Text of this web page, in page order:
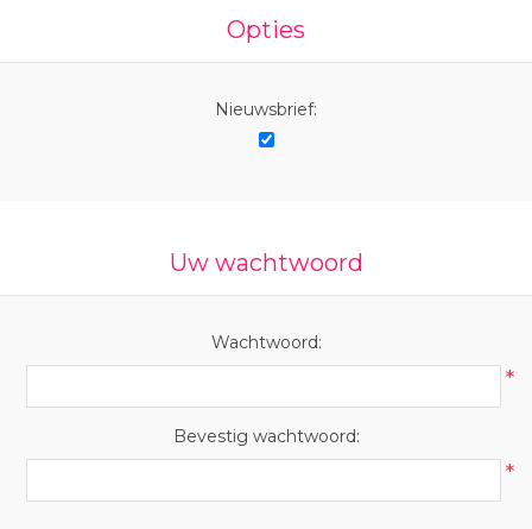
Opties
Nieuwsbrief:
Uw wachtwoord
Wachtwoord:
*
Bevestig wachtwoord:
*